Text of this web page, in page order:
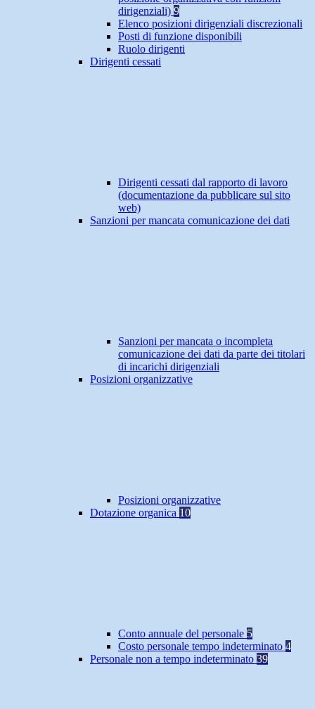
dirigenziali) 9
Elenco posizioni dirigenziali discrezionali
Posti di funzione disponibili
Ruolo dirigenti
Dirigenti cessati
Dirigenti cessati dal rapporto di lavoro
(documentazione da pubblicare sul sito
web)
Sanzioni per mancata comunicazione dei dati
Sanzioni per mancata o incompleta
comunicazione dei dati da parte dei titolari
di incarichi dirigenziali
Posizioni organizzative
Posizioni organizzative
Dotazione organica 10
Conto annuale del personale 5
Costo personale tempo indeterminato 4
Personale non a tempo indeterminato 39